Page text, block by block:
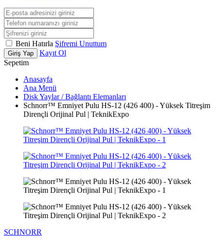
Beni Hatırla Şifremi Unuttum
Giriş Yap
Kayıt Ol
Sepetim
Anasayfa
Ana Menü
Disk Yaylar / Bağlantı Elemanları
Schnorr™ Emniyet Pulu HS-12 (426 400) - Yüksek Titreşim
Dirençli Orijinal Pul | TeknikExpo
SCHNORR